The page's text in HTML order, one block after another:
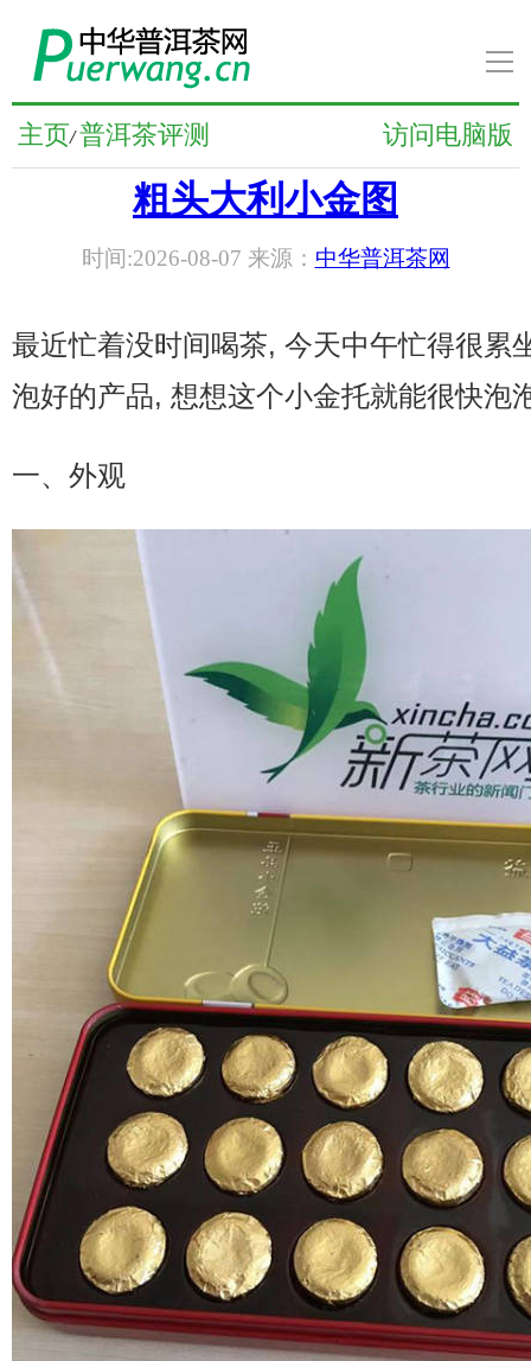
导
普洱茶知识
普洱茶文化
普洱茶人物
普洱茶养生
普洱茶产品
普洱茶减肥
普洱茶美容
茶商茶农
茶具茶几
访问电脑版
主页/ 普洱茶评测
粗头大利小金图
时间:2026-08-07 来源： 中华普洱茶网
最近忙着没时间喝茶, 今天中午忙得很累
泡好的产品, 想想这个小金托就能很快泡
一、外观